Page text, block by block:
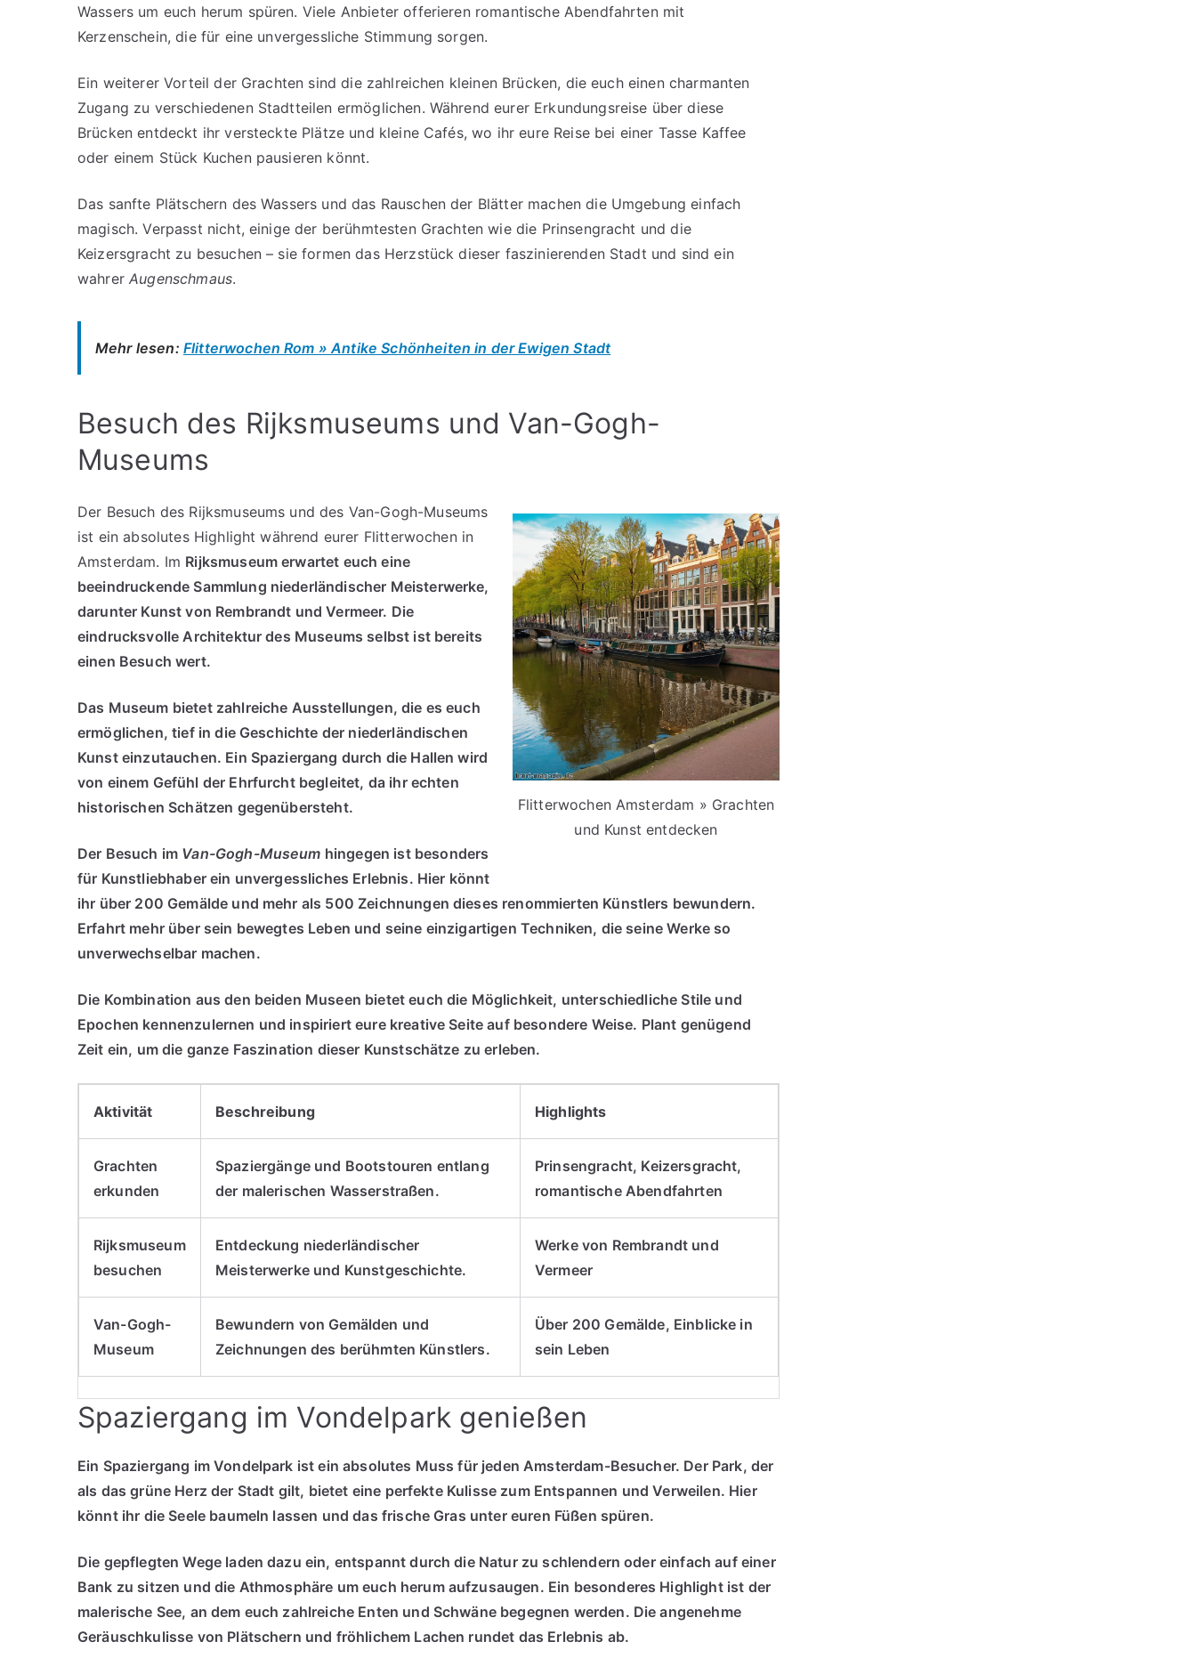
Wassers um euch herum spüren. Viele Anbieter offerieren romantische Abendfahrten mit
Kerzenschein, die für eine unvergessliche Stimmung sorgen.
Ein weiterer Vorteil der Grachten sind die zahlreichen kleinen Brücken, die euch einen charmanten
Zugang zu verschiedenen Stadtteilen ermöglichen. Während eurer Erkundungsreise über diese
Brücken entdeckt ihr versteckte Plätze und kleine Cafés, wo ihr eure Reise bei einer Tasse Kaffee
oder einem Stück Kuchen pausieren könnt.
Das sanfte Plätschern des Wassers und das Rauschen der Blätter machen die Umgebung einfach
magisch. Verpasst nicht, einige der berühmtesten Grachten wie die Prinsengracht und die
Keizersgracht zu besuchen – sie formen das Herzstück dieser faszinierenden Stadt und sind ein
wahrerAugenschmaus.
Mehr lesen: Flitterwochen Rom » Antike Schönheiten in der Ewigen Stadt
Besuch des Rijksmuseums und Van-Gogh-
Museums
Flitterwochen Amsterdam » Grachten
und Kunst entdecken
Der Besuch des Rijksmuseums und des Van-Gogh-Museums
ist ein absolutes Highlight während eurer Flitterwochen in
Amsterdam. Im Rijksmuseum erwartet euch eine
beeindruckende Sammlung niederländischer Meisterwerke,
darunter Kunst von Rembrandt und Vermeer. Die
eindrucksvolle Architektur des Museums selbst ist bereits
einen Besuch wert.
Das Museum bietet zahlreiche Ausstellungen, die es euch
ermöglichen, tief in die Geschichte der niederländischen
Kunst einzutauchen. Ein Spaziergang durch die Hallen wird
von einem Gefühl der Ehrfurcht begleitet, da ihr echten
historischen Schätzen gegenübersteht.
Der Besuch im Van-Gogh-Museum hingegen ist besonders
für Kunstliebhaber ein unvergessliches Erlebnis. Hier könnt
ihr über 200 Gemälde und mehr als 500 Zeichnungen dieses renommierten Künstlers bewundern.
Erfahrt mehr über sein bewegtes Leben und seine einzigartigen Techniken, die seine Werke so
unverwechselbar machen.
Die Kombination aus den beiden Museen bietet euch die Möglichkeit, unterschiedliche Stile und
Epochen kennenzulernen und inspiriert eure kreative Seite auf besondere Weise. Plant genügend
Zeit ein, um die ganze Faszination dieser Kunstschätze zu erleben.
Aktivität Beschreibung Highlights
Grachten
erkunden
Spaziergänge und Bootstouren entlang
der malerischen Wasserstraßen.
Prinsengracht, Keizersgracht,
romantische Abendfahrten
Rijksmuseum
besuchen
Entdeckung niederländischer
Meisterwerke und Kunstgeschichte.
Werke von Rembrandt und
Vermeer
Van-Gogh-
Museum
Bewundern von Gemälden und
Zeichnungen des berühmten Künstlers.
Über 200 Gemälde, Einblicke in
sein Leben
Spaziergang im Vondelpark genießen
Ein Spaziergang im Vondelpark ist ein absolutes Muss für jeden Amsterdam-Besucher. Der Park, der
als dasgrüne Herz der Stadt gilt, bietet eine perfekte Kulisse zum Entspannen und Verweilen. Hier
könnt ihr die Seele baumeln lassen und das frische Gras unter euren Füßen spüren.
Die gepflegten Wege laden dazu ein, entspannt durch die Natur zu schlendern oder einfach auf einer
Bank zu sitzen und die Athmosphäre um euch herum aufzusaugen. Ein besonderes Highlight ist der
malerische See, an dem euch zahlreiche Enten und Schwäne begegnen werden. Die angenehme
Geräuschkulisse von Plätschern und fröhlichem Lachen rundet das Erlebnis ab.